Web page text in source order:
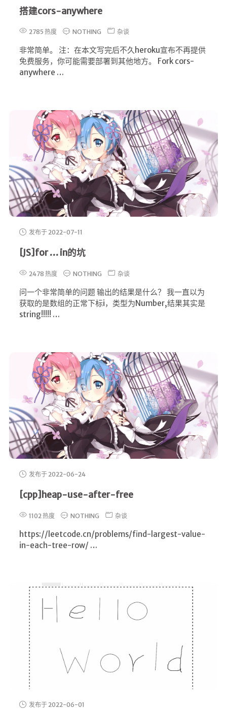
搭建cors-anywhere
2785 热度 NOTHING 杂谈
非常简单。 注：在本文写完后不久heroku宣布不再提供
免费服务，你可能需要部署到其他地方。 Fork cors-
anywhere …
发布于 2022-07-11
[JS]for … in的坑
2478 热度 NOTHING 杂谈
问一个非常简单的问题 输出的结果是什么？ 我一直以为
获取的是数组的正常下标i，类型为Number,结果其实是
string!!!!! …
发布于 2022-06-24
[cpp]heap-use-after-free
1102 热度 NOTHING 杂谈
https://leetcode.cn/problems/find-largest-value-
in-each-tree-row/ …
发布于 2022-06-01